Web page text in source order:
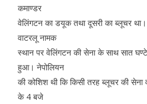
कमाण्डर
वेलिंगटन का डयूक तथा दूसरी का ब्लूचर
वाटरलू नामक
स्थान पर वेलिंगटन की सेना के साथ सात
हुआ। नेपोलियन
की कोशिश थी कि किसी तरह ब्लूचर की
के 4 बजे